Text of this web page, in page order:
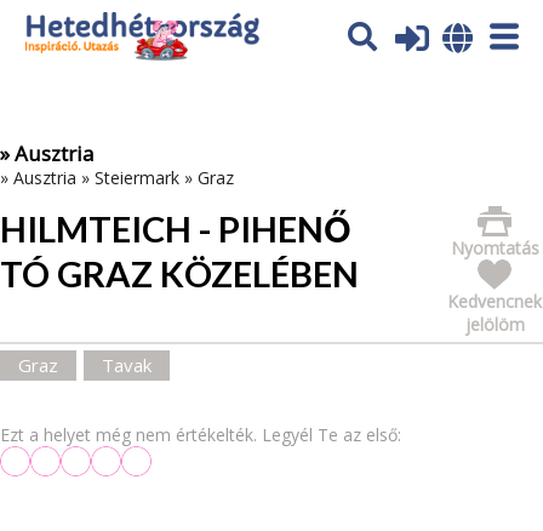
Az oldal sütiket (cookies) használ. További tájékoztatás itt:
Adatvédelmi tájékoztató
» Ausztria
» Ausztria » Steiermark » Graz
HILMTEICH - PIHENŐ
TÓ GRAZ KÖZELÉBEN
Nyomtatás
Kedvencnek
jelölöm
Graz Tavak
Ezt a helyet még nem értékelték. Legyél Te az első: